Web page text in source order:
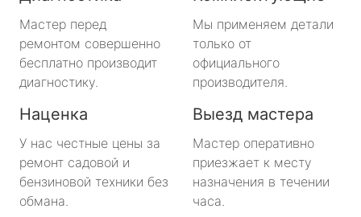
Мастер перед
ремонтом совершенно
бесплатно производит
диагностику.
Мы применяем детали
только от
официального
производителя.
Наценка
У нас честные цены за
ремонт садовой и
бензиновой техники без
обмана.
Выезд мастера
Мастер оперативно
приезжает к месту
назначения в течении
часа.